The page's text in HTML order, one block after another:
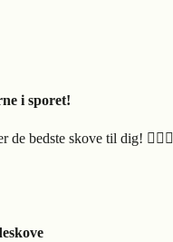
i sporet!
de bedste skove til dig! 🐕‍🦺🍃